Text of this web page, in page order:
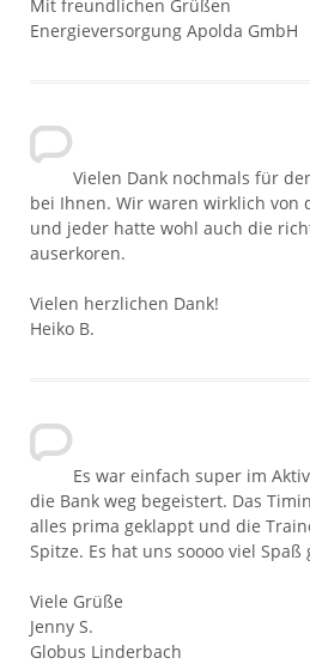
Mit freundlichen Grüßen
Energieversorgung Apolda GmbH
Vielen Dank nochmals für
bei Ihnen. Wir waren wirklich von
und jeder hatte wohl auch die
auserkoren.
Vielen herzlichen Dank!
Heiko B.
Es war einfach super im
die Bank weg begeistert. Das
alles prima geklappt und die
Spitze. Es hat uns soooo viel Spaß
Viele Grüße
Jenny S.
Globus Linderbach